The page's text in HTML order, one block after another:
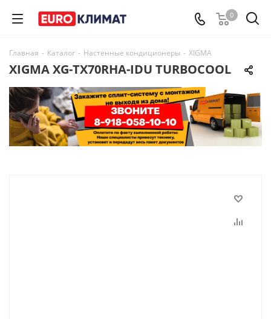
0
Главная - Каталог - Настенные кондиционеры - XIGMA
XIGMA XG-TX70RHA-IDU TURBOCOOL